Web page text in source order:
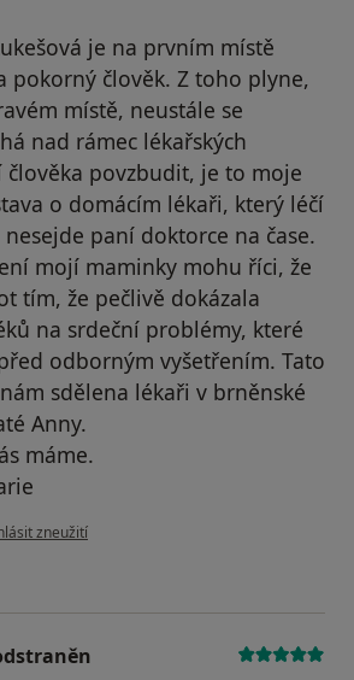
je na prvním místě
pokorný člověk. Z toho plyne,
místě, neustále se
nad rámec lékařských
povzbudit, je to moje
o domácím lékaři, který léčí
paní doktorce na čase.
mojí maminky mohu říci, že
tím, že pečlivě dokázala
na srdeční problémy, které
odborným vyšetřením. Tato
sdělena lékaři v brněnské
Anny.
máme.
názoru uživatele Váš účet byl odstraněn
zneužití